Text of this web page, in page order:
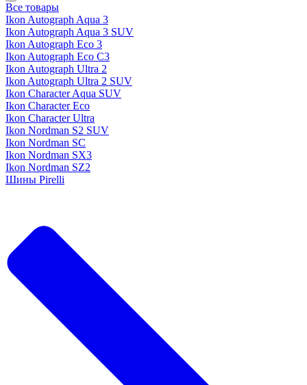
Все товары
Ikon Autograph Aqua 3
Ikon Autograph Aqua 3 SUV
Ikon Autograph Eco 3
Ikon Autograph Eco C3
Ikon Autograph Ultra 2
Ikon Autograph Ultra 2 SUV
Ikon Character Aqua SUV
Ikon Character Eco
Ikon Character Ultra
Ikon Nordman S2 SUV
Ikon Nordman SC
Ikon Nordman SX3
Ikon Nordman SZ2
Шины Pirelli